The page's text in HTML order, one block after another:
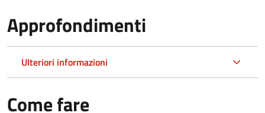
Approfondimenti
Ulteriori informazioni
Come fare